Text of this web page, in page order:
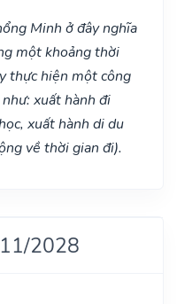
Minh ở đây nghĩa
một khoảng thời
thực hiện một công
xuất hành đi
xuất hành di du
về thời gian đi).
2028